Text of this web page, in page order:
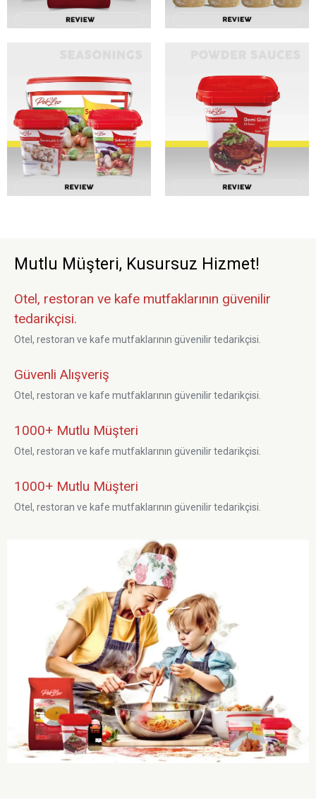
Mutlu Müşteri, Kusursuz Hizmet!
Otel, restoran ve kafe mutfaklarının güvenilir
tedarikçisi.
Otel, restoran ve kafe mutfaklarının güvenilir tedarikçisi.
Güvenli Alışveriş
Otel, restoran ve kafe mutfaklarının güvenilir tedarikçisi.
1000+ Mutlu Müşteri
Otel, restoran ve kafe mutfaklarının güvenilir tedarikçisi.
1000+ Mutlu Müşteri
Otel, restoran ve kafe mutfaklarının güvenilir tedarikçisi.